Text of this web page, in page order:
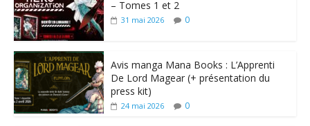
– Tomes 1 et 2
31 mai 2026 0
Avis manga Mana Books : L’Apprenti
De Lord Magear (+ présentation du
press kit)
24 mai 2026 0